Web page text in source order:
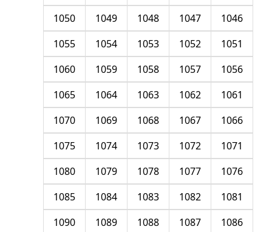
1046
1047
1048
1049
1050
1051
1052
1053
1054
1055
1056
1057
1058
1059
1060
1061
1062
1063
1064
1065
1066
1067
1068
1069
1070
1071
1072
1073
1074
1075
1076
1077
1078
1079
1080
1081
1082
1083
1084
1085
1086
1087
1088
1089
1090